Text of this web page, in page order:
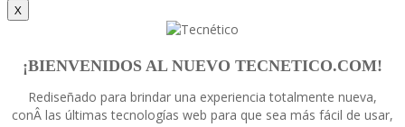
X
¡BIENVENIDOS AL NUEVO TECNETICO.COM!
Rediseñado para brindar una experiencia totalmente nueva,
conÂ las últimas tecnologí­as web para que sea más fácil de usar,